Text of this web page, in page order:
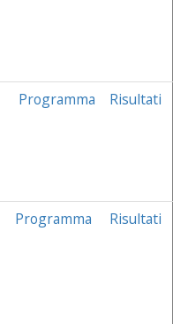
Programma Risultati
Programma Risultati